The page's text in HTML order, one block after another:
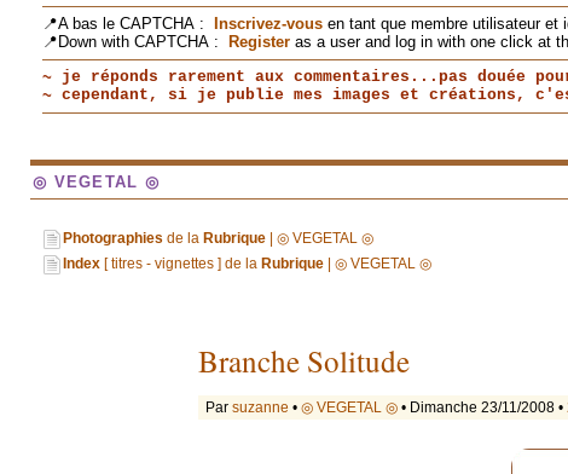
📍A bas le CAPTCHA : Inscrivez-vous en tant que membre utilisateur et
📍Down with CAPTCHA :
Register as a user and log in with one click at
~ je réponds rarement aux commentaires...pas douée
~ cependant, si je publie mes images et créations,
◎ VEGETAL ◎
Photographies de la Rubrique | ◎ VEGETAL ◎
Index [ titres - vignettes ] de la Rubrique | ◎ VEGETAL ◎
Branche Solitude
Par suzanne • ◎ VEGETAL ◎ • Dimanche 23/11/2008 •